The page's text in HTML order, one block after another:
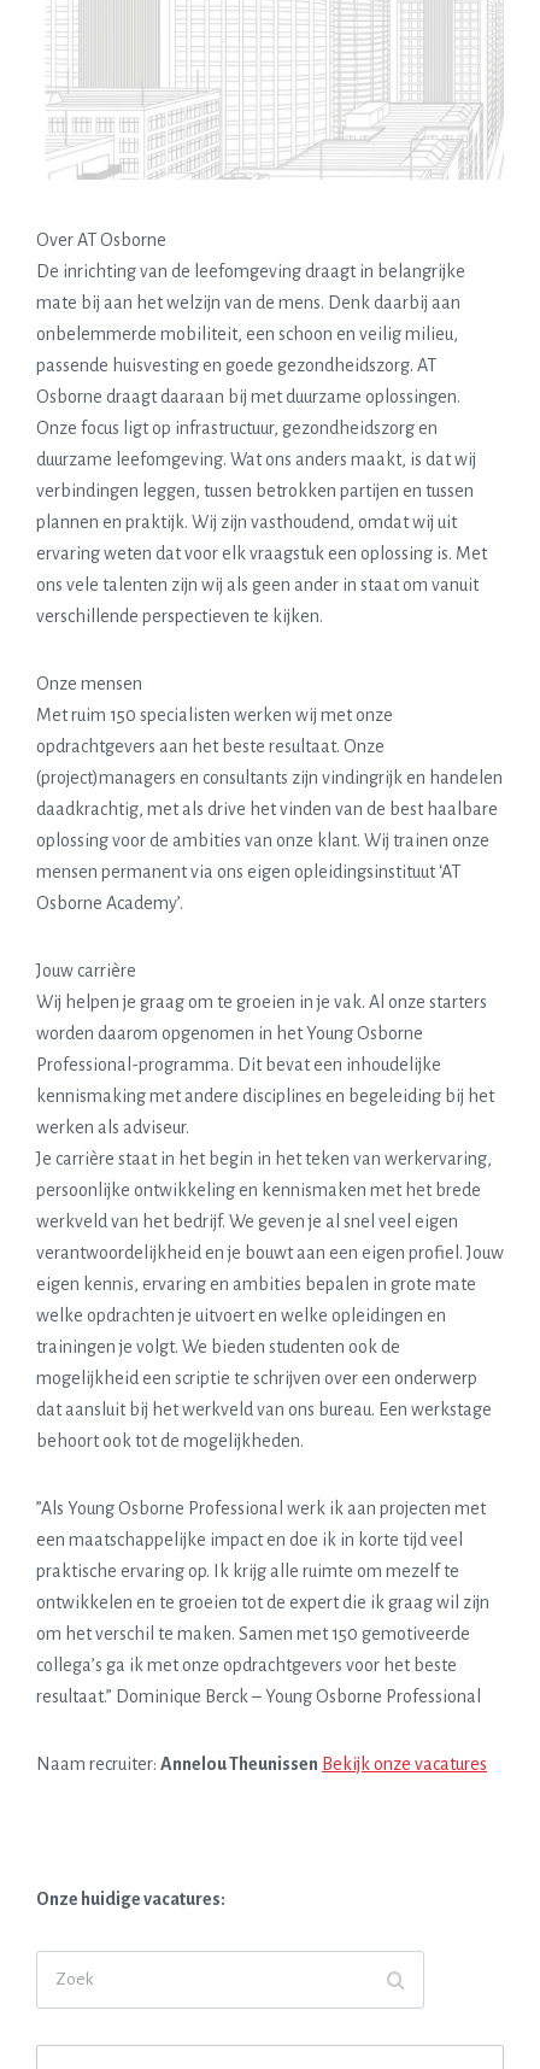
Over AT Osborne
De inrichting van de leefomgeving draagt in belangrijke
mate bij aan het welzijn van de mens. Denk daarbij aan
onbelemmerde mobiliteit, een schoon en veilig milieu,
passende huisvesting en goede gezondheidszorg. AT
Osborne draagt daaraan bij met duurzame oplossingen.
Onze focus ligt op infrastructuur, gezondheidszorg en
duurzame leefomgeving. Wat ons anders maakt, is dat wij
verbindingen leggen, tussen betrokken partijen en tussen
plannen en praktijk. Wij zijn vasthoudend, omdat wij uit
ervaring weten dat voor elk vraagstuk een oplossing is. Met
ons vele talenten zijn wij als geen ander in staat om vanuit
verschillende perspectieven te kijken.
Onze mensen
Met ruim 150 specialisten werken wij met onze
opdrachtgevers aan het beste resultaat. Onze
(project)managers en consultants zijn vindingrijk en handelen
daadkrachtig, met als drive het vinden van de best haalbare
oplossing voor de ambities van onze klant. Wij trainen onze
mensen permanent via ons eigen opleidingsinstituut ‘AT
Osborne Academy’.
Jouw carrière
Wij helpen je graag om te groeien in je vak. Al onze starters
worden daarom opgenomen in het Young Osborne
Professional-programma. Dit bevat een inhoudelijke
kennismaking met andere disciplines en begeleiding bij het
werken als adviseur.
Je carrière staat in het begin in het teken van werkervaring,
persoonlijke ontwikkeling en kennismaken met het brede
werkveld van het bedrijf. We geven je al snel veel eigen
verantwoordelijkheid en je bouwt aan een eigen profiel. Jouw
eigen kennis, ervaring en ambities bepalen in grote mate
welke opdrachten je uitvoert en welke opleidingen en
trainingen je volgt. We bieden studenten ook de
mogelijkheid een scriptie te schrijven over een onderwerp
dat aansluit bij het werkveld van ons bureau. Een werkstage
behoort ook tot de mogelijkheden.
”Als Young Osborne Professional werk ik aan projecten met
een maatschappelijke impact en doe ik in korte tijd veel
praktische ervaring op. Ik krijg alle ruimte om mezelf te
ontwikkelen en te groeien tot de expert die ik graag wil zijn
om het verschil te maken. Samen met 150 gemotiveerde
collega’s ga ik met onze opdrachtgevers voor het beste
resultaat.” Dominique Berck – Young Osborne Professional
Naam recruiter: Annelou Theunissen Bekijk onze vacatures
Onze huidige vacatures: